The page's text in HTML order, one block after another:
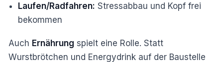
Laufen/Radfahren: Stressabbau und Kopf frei
bekommen
Auch Ernährung spielt eine Rolle. Statt
Wurstbrötchen und Energydrink auf der Baustelle